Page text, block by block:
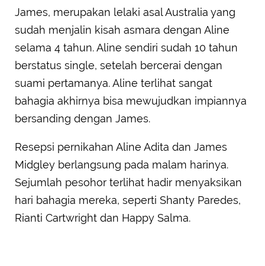
James, merupakan lelaki asal Australia yang
sudah menjalin kisah asmara dengan Aline
selama 4 tahun. Aline sendiri sudah 10 tahun
berstatus single, setelah bercerai dengan
suami pertamanya. Aline terlihat sangat
bahagia akhirnya bisa mewujudkan impiannya
bersanding dengan James.
Resepsi pernikahan Aline Adita dan James
Midgley berlangsung pada malam harinya.
Sejumlah pesohor terlihat hadir menyaksikan
hari bahagia mereka, seperti Shanty Paredes,
Rianti Cartwright dan Happy Salma.